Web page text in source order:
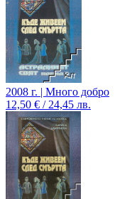
2008 г. | Много добро
12,50 € / 24,45 лв.